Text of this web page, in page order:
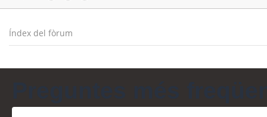
Índex del fòrum